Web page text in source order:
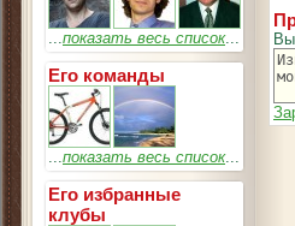
...показать весь список...
Его команды
...показать весь список...
Его избранные
клубы